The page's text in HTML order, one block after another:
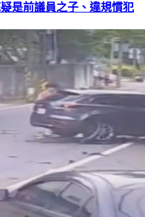
是前議員之子、違規慣犯